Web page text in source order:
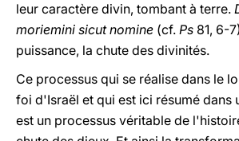
leur caractère divin, tombant à terre.
moriemini sicut nomine (cf. Ps 81, 6-
puissance, la chute des divinités.
Ce processus qui se réalise dans le
foi d'Israël et qui est ici résumé dans
est un processus véritable de